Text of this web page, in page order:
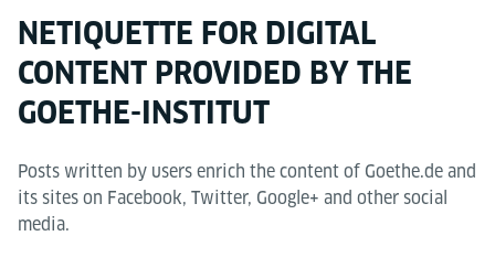
NETIQUETTE FOR DIGITAL
CONTENT PROVIDED BY THE
GOETHE-INSTITUT
Posts written by users enrich the content of Goethe.de and
its sites on Facebook, Twitter, Google+ and other social
media.